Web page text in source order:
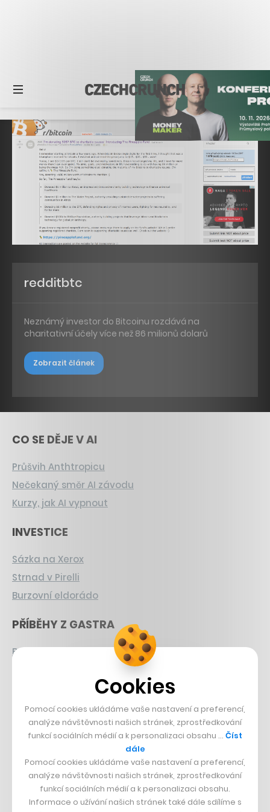
redditbtc
Neznámý investor do Bitcoinu rozdává na
charitativní účely více než 86 milionů dolarů
Zobrazit článek
CO SE DĚJE V AI
Průšvih Anthtropicu
Nečekaný směr AI závodu
Kurzy, jak AI vypnout
INVESTICE
Sázka na Xerox
Strnad v Pirelli
Burzovní eldorádo
PŘÍBĚHY Z GASTRA
Boční projekt, co se zvrtnul
Francouzský šéfkuchař na Šumavě
Dva golfisti, co pečou
DESIGN
Originální hodinky
Nábytek z betonu
Cookies
Pomocí cookies ukládáme vaše nastavení a preferencí,
analýze návštěvnosti našich stránek, zprostředkování
funkcí sociálních médií a k personalizaci obsahu … Číst
dále
Pomocí cookies ukládáme vaše nastavení a preferencí,
analýze návštěvnosti našich stránek, zprostředkování
funkcí sociálních médií a k personalizaci obsahu.
Informace o užívání našich stránek také dále sdílíme s